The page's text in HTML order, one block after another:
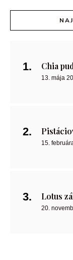
Chia
13. mája
15.
Lotus
20.